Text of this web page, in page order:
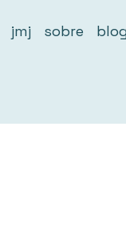
jmj sobre blog